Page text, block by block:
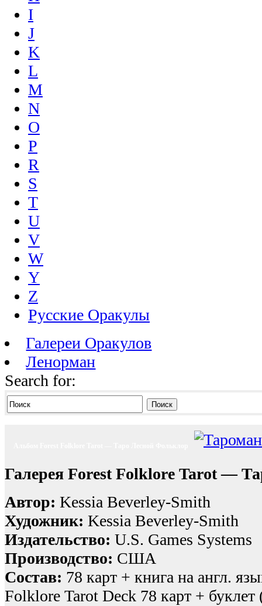
I
J
K
L
M
N
O
P
R
S
T
U
V
W
Y
Z
Русские Оракулы
Галереи Оракулов
Ленорман
Search for:
Поиск
Галерея Forest Folklore Tarot —
Автор: Kessia Beverley-Smith
Художник: Kessia Beverley-Smith
Издательство: U.S. Games Systems
Производство: США
Состав: 78 карт + книга на англ.
Folklore Tarot Deck 78 карт + буклет